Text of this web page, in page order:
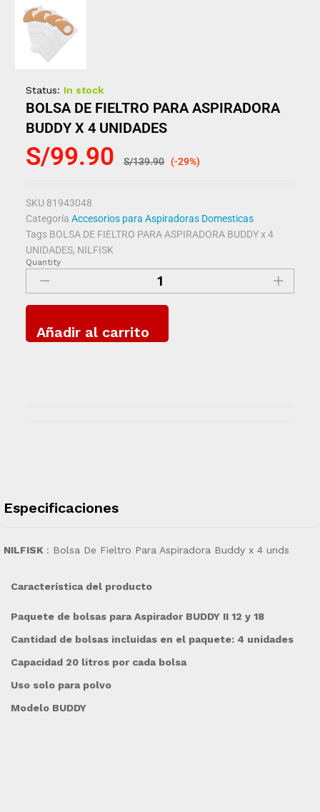
Status: In stock
BOLSA DE FIELTRO PARA ASPIRADORA
BUDDY X 4 UNIDADES
S/99.90 S/139.90 (-29%)
SKU 81943048
Categoría Accesorios para Aspiradoras Domesticas
Tags BOLSA DE FIELTRO PARA ASPIRADORA BUDDY x 4
UNIDADES, NILFISK
Quantity
Añadir al carrito
Especificaciones
NILFISK : Bolsa De Fieltro Para Aspiradora Buddy x 4 unds
Característica del producto
Paquete de bolsas para Aspirador BUDDY II 12 y 18
Cantidad de bolsas incluidas en el paquete: 4 unidades
Capacidad 20 litros por cada bolsa
Uso solo para polvo
Modelo BUDDY